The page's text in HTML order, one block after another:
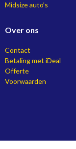
Midsize auto's
Over ons
Contact
Betaling met iDeal
Offerte
Voorwaarden